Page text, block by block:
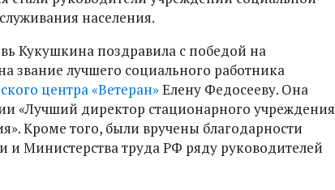
населения.
Кукушкина поздравила с победой на
звание лучшего социального работника
центра «Ветеран»Елену Федосееву. Она
«Лучший директор стационарного учреждения
Кроме того, были вручены благодарности
и Министерства труда РФ ряду руководителей